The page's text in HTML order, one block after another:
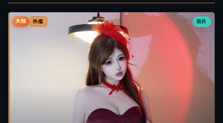
新片
大陆 热播